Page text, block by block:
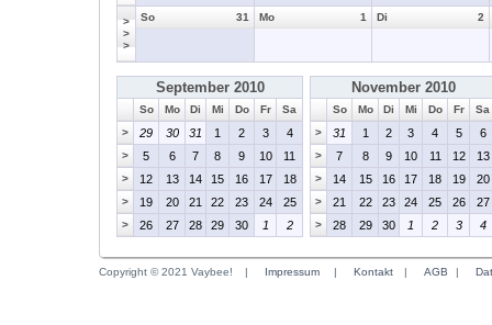
>
>
>
31
So 1
Mo 2
Di
September 2010
So Mo Di Mi Do Fr
Sa
>
29 30 31 1 2 3 4
> 5 6 7 8 9 10 11
> 12 13 14 15 16 17 18
> 19 20 21 22 23 24 25
> 26 27 28 29 30 1 2
November 2010
So Mo Di Mi Do Fr
Sa
>
31 1 2 3 4 5 6
> 7 8 9 10 11 12 13
> 14 15 16 17 18 19 20
> 21 22 23 24 25 26 27
> 28 29 30 1 2 3 4
Copyright © 2021 Vaybee! | Impressum | Kontakt | AGB |